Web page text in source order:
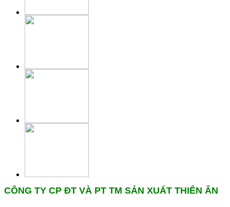
CÔNG TY CP ĐT VÀ PT TM SẢN XUẤT THIÊN ÂN